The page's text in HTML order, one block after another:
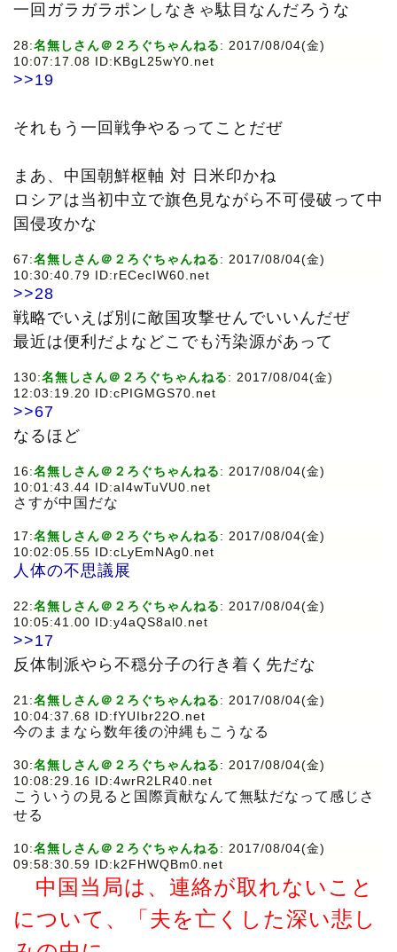
一回ガラガラポンしなきゃ駄目なんだろうな
28:名無しさん＠２ろぐちゃんねる: 2017/08/04(金)
10:07:17.08 ID:KBgL25wY0.net
>>19
それもう一回戦争やるってことだぜ
まあ、中国朝鮮枢軸 対 日米印かね
ロシアは当初中立で旗色見ながら不可侵破って中
国侵攻かな
67:名無しさん＠２ろぐちゃんねる: 2017/08/04(金)
10:30:40.79 ID:rECecIW60.net
>>28
戦略でいえば別に敵国攻撃せんでいいんだぜ
最近は便利だよなどこでも汚染源があって
130:名無しさん＠２ろぐちゃんねる: 2017/08/04(金)
12:03:19.20 ID:cPIGMGS70.net
>>67
なるほど
16:名無しさん＠２ろぐちゃんねる: 2017/08/04(金)
10:01:43.44 ID:aI4wTuVU0.net
さすが中国だな
17:名無しさん＠２ろぐちゃんねる: 2017/08/04(金)
10:02:05.55 ID:cLyEmNAg0.net
人体の不思議展
22:名無しさん＠２ろぐちゃんねる: 2017/08/04(金)
10:05:41.00 ID:y4aQS8al0.net
>>17
反体制派やら不穏分子の行き着く先だな
21:名無しさん＠２ろぐちゃんねる: 2017/08/04(金)
10:04:37.68 ID:fYUIbr22O.net
今のままなら数年後の沖縄もこうなる
30:名無しさん＠２ろぐちゃんねる: 2017/08/04(金)
10:08:29.16 ID:4wrR2LR40.net
こういうの見ると国際貢献なんて無駄だなって感じさ
せる
10:名無しさん＠２ろぐちゃんねる: 2017/08/04(金)
09:58:30.59 ID:k2FHWQBm0.net
中国当局は、連絡が取れないこと
について、「夫を亡くした深い悲し